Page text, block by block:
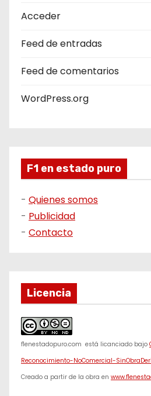
Acceder
Feed de entradas
Feed de comentarios
WordPress.org
F1 en estado puro
- Quienes somos
- Publicidad
- Contacto
Licencia
f1enestadopuro.com está licanciado bajo
Reconocimiento-NoComercial-
Creado a partir de la obra en